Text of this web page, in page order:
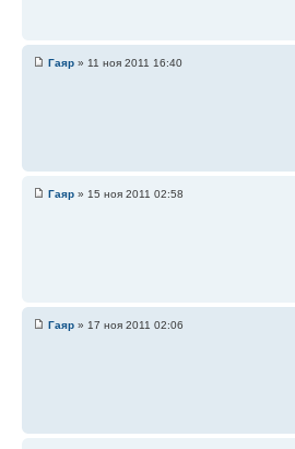
Гаяр » 11 ноя 2011 16:40
Гаяр » 15 ноя 2011 02:58
Гаяр » 17 ноя 2011 02:06